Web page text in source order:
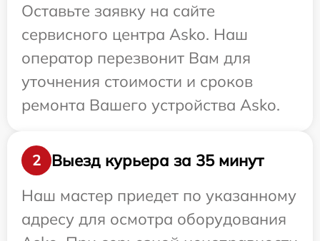
Оставьте заявку на сайте
сервисного центра Asko. Наш
оператор перезвонит Вам для
уточнения стоимости и сроков
ремонта Вашего устройства Asko.
2
Выезд курьера за 35 минут
Наш мастер приедет по указанному
адресу для осмотра оборудования